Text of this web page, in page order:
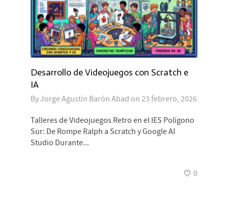
Desarrollo de Videojuegos con Scratch e
IA
ByJorge Agustín Barón Abad on 23 febrero, 2026
Talleres de Videojuegos Retro en el IES Polígono
Sur: De Rompe Ralph a Scratch y Google AI
Studio Durante...
0